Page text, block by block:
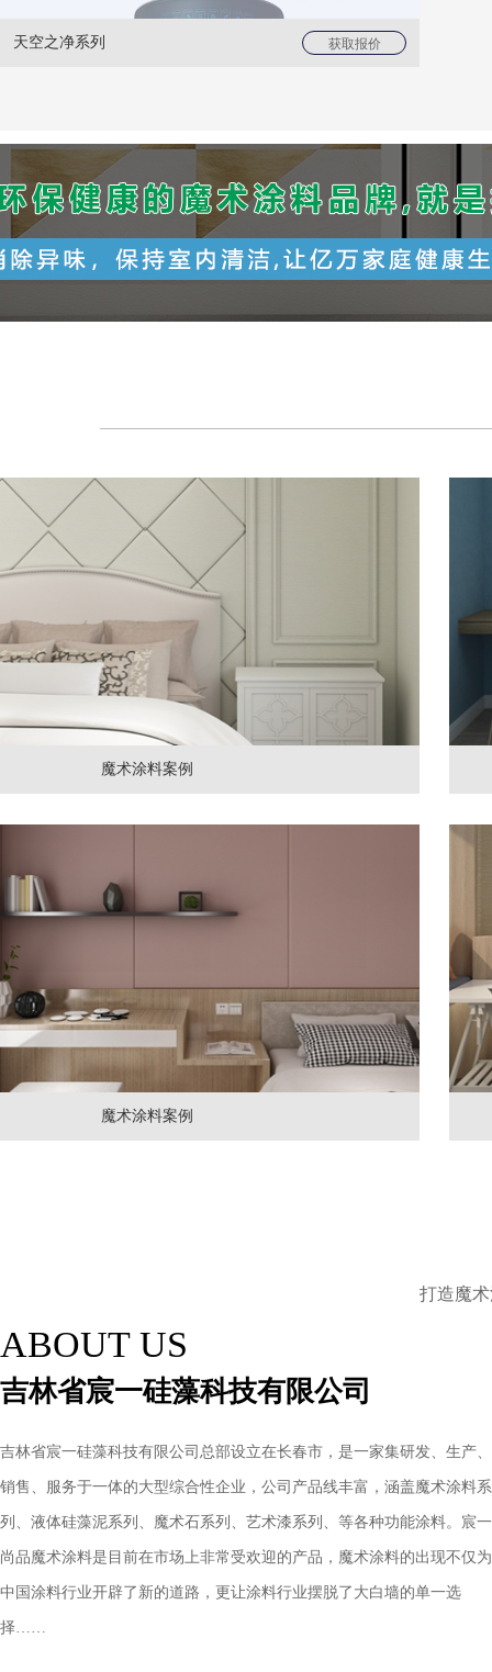
天空之净系列 获取报价
魔术涂料案例
魔术涂料案例
打造魔
ABOUT US
吉林省宸一硅藻科技有限公司
吉林省宸一硅藻科技有限公司总部设立在长春市，是一家集研发、生产、
销售、服务于一体的大型综合性企业，公司产品线丰富，涵盖魔术涂料系
列、液体硅藻泥系列、魔术石系列、艺术漆系列、等各种功能涂料。宸一
尚品魔术涂料是目前在市场上非常受欢迎的产品，魔术涂料的出现不仅为
中国涂料行业开辟了新的道路，更让涂料行业摆脱了大白墙的单一选
择……